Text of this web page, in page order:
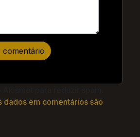
dados em comentários são